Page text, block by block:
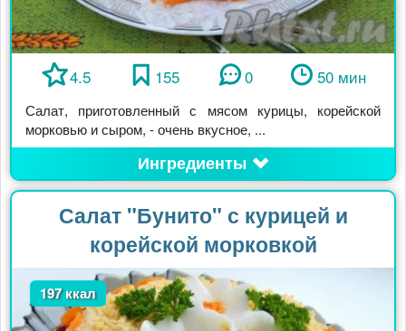
4.5 155 0 50 мин
Салат, приготовленный с мясом курицы, корейской
морковью и сыром, - очень вкусное, ...
Ингредиенты
Салат "Бунито" с курицей и
корейской морковкой
197 ккал